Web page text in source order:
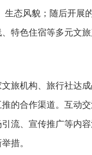
生态风貌；随后开展
特色住宿等多元文
旅机构、旅行社达
的合作渠道。互动
流、宣传推广等内
措。